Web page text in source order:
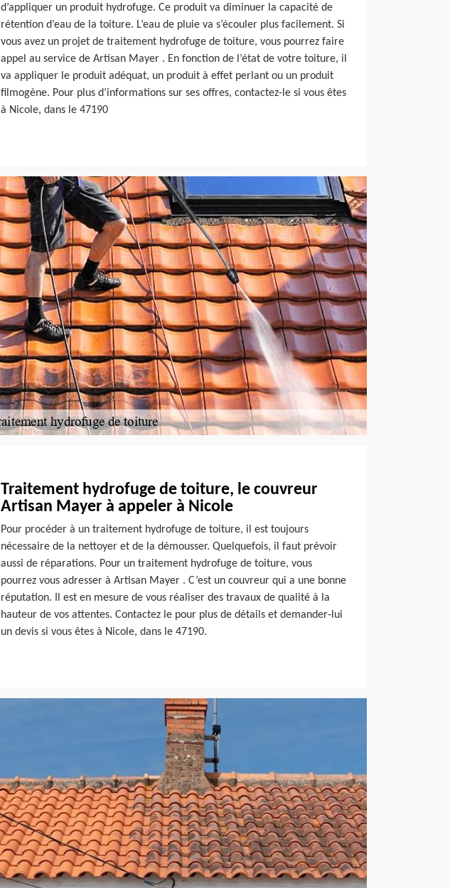
d’appliquer un produit hydrofuge. Ce produit va diminuer la capacité de
rétention d’eau de la toiture. L’eau de pluie va s’écouler plus facilement. Si
vous avez un projet de traitement hydrofuge de toiture, vous pourrez faire
appel au service de Artisan Mayer . En fonction de l’état de votre toiture, il
va appliquer le produit adéquat, un produit à effet perlant ou un produit
filmogène. Pour plus d’informations sur ses offres, contactez-le si vous êtes
à Nicole, dans le 47190
Traitement hydrofuge de toiture, le couvreur
Artisan Mayer à appeler à Nicole
Pour procéder à un traitement hydrofuge de toiture, il est toujours
nécessaire de la nettoyer et de la démousser. Quelquefois, il faut prévoir
aussi de réparations. Pour un traitement hydrofuge de toiture, vous
pourrez vous adresser à Artisan Mayer . C’est un couvreur qui a une bonne
réputation. Il est en mesure de vous réaliser des travaux de qualité à la
hauteur de vos attentes. Contactez le pour plus de détails et demander-lui
un devis si vous êtes à Nicole, dans le 47190.